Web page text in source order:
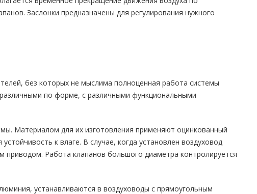
Заслонки предназначены для регулирования нужного
без которых не мыслима полноценная работа системы
по форме, с различными функциональными
Материалом для их изготовления применяют оцинкованный
к влаге. В случае, когда установлен воздуховод
приводом. Работа клапанов большого диаметра контролируется
устанавливаются в воздуховоды с прямоугольным